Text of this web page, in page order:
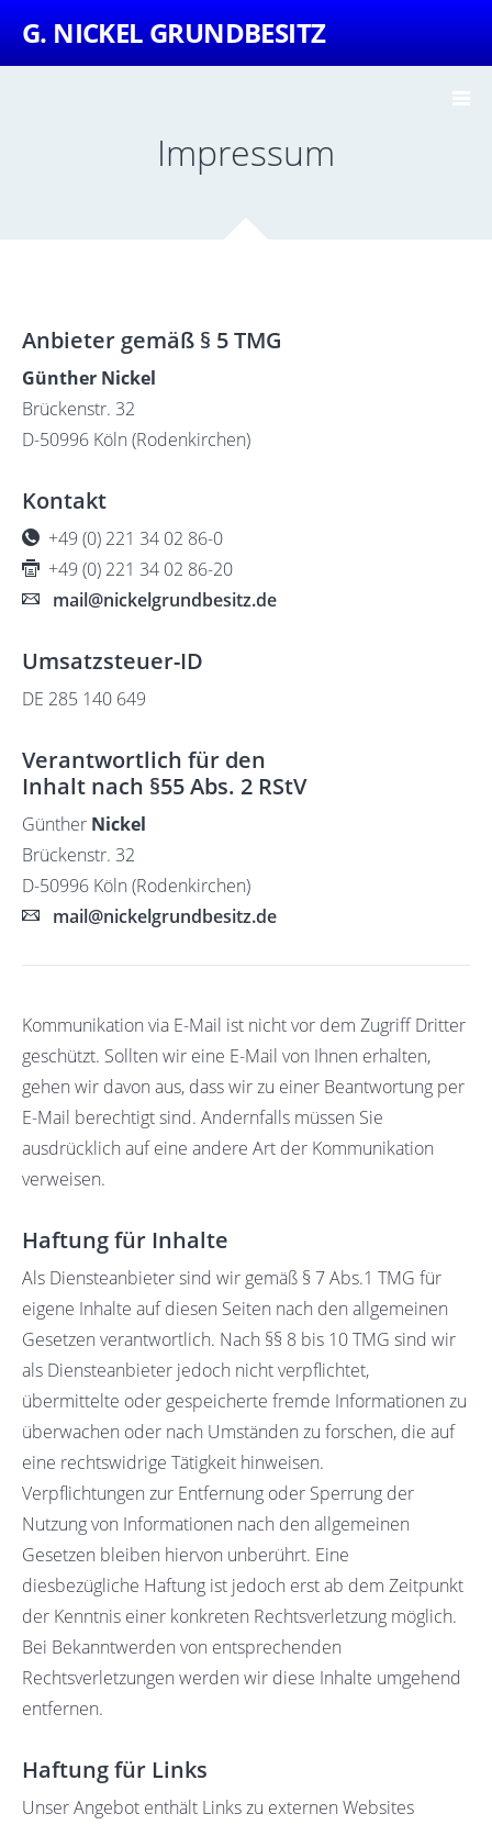
G. NICKEL GRUNDBESITZ
Impressum
Anbieter gemäß § 5 TMG
Günther Nickel
Brückenstr. 32
D-50996 Köln (Rodenkirchen)
Kontakt
+49 (0) 221 34 02 86-0
+49 (0) 221 34 02 86-20
mail@nickelgrundbesitz.de
Umsatzsteuer-ID
DE 285 140 649
Verantwortlich für den
Inhalt nach §55 Abs. 2 RStV
Günther Nickel
Brückenstr. 32
D-50996 Köln (Rodenkirchen)
mail@nickelgrundbesitz.de
Kommunikation via E-Mail ist nicht vor dem Zugriff Dritter
geschützt. Sollten wir eine E-Mail von Ihnen erhalten,
gehen wir davon aus, dass wir zu einer Beantwortung per
E-Mail berechtigt sind. Andernfalls müssen Sie
ausdrücklich auf eine andere Art der Kommunikation
verweisen.
Haftung für Inhalte
Als Diensteanbieter sind wir gemäß § 7 Abs.1 TMG für
eigene Inhalte auf diesen Seiten nach den allgemeinen
Gesetzen verantwortlich. Nach §§ 8 bis 10 TMG sind wir
als Diensteanbieter jedoch nicht verpflichtet,
übermittelte oder gespeicherte fremde Informationen zu
überwachen oder nach Umständen zu forschen, die auf
eine rechtswidrige Tätigkeit hinweisen.
Verpflichtungen zur Entfernung oder Sperrung der
Nutzung von Informationen nach den allgemeinen
Gesetzen bleiben hiervon unberührt. Eine
diesbezügliche Haftung ist jedoch erst ab dem Zeitpunkt
der Kenntnis einer konkreten Rechtsverletzung möglich.
Bei Bekanntwerden von entsprechenden
Rechtsverletzungen werden wir diese Inhalte umgehend
entfernen.
Haftung für Links
Unser Angebot enthält Links zu externen Websites